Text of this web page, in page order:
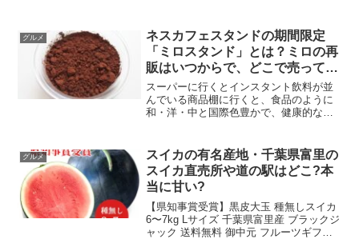
きです。そんな秋田の新米サキホコレ
は、10月16日(日...
グルメ
ネスカフェスタンドの期間限定
「ミロスタンド」とは？ミロの再
販はいつからで、どこで売ってる
かも紹介
スーパーに行くとインスタント飲料が並
んでいる商品棚に行くと、食品のように
和・洋・中と国際色豊かで、健康的な飲
のですが、手軽でかつ栄養をしっかり摂
れるメリットのある商品も...
グルメ
スイカの有名産地・千葉県富里の
スイカ直売所や道の駅はどこ?本
当に甘い?
【県知事賞受賞】黒皮大玉 種無しスイカ
6〜7kg Lサイズ 千葉県富里産 ブラックジ
ャック 送料無料 御中元 フルーツギフト